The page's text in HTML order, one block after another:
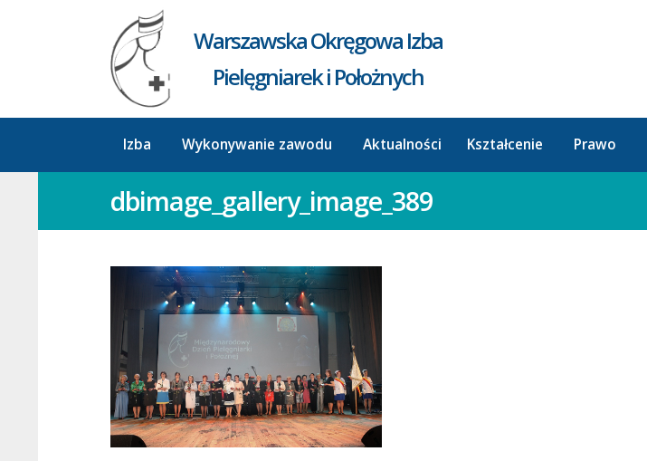
Warszawska Okręgowa Izba
Pielęgniarek i Położnych
Izba Wykonywanie zawodu Aktualności Kształcenie Prawo
dbimage_gallery_image_389